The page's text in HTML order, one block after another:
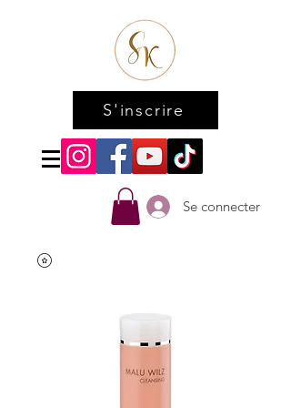
S'inscrire
Se connecter
All Products
Tender rose tonic